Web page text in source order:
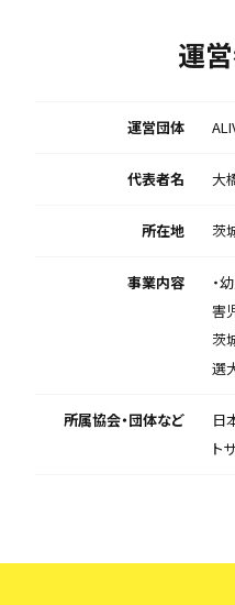
運
運営団体
代表者名 大
所在地 茨
事業内容
・
害
茨
選
所属協会・団体など
日
ト